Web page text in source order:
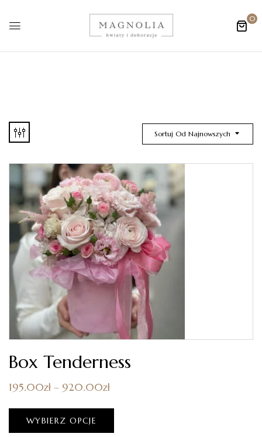
0
Sortuj Od Najnowszych
Box Tenderness
195.00zł – 920.00zł
WYBIERZ OPCJE